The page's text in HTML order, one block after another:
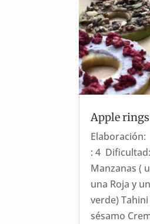
Apple rings
: 4
Manzanas (
una Roja y
verde)
sésamo